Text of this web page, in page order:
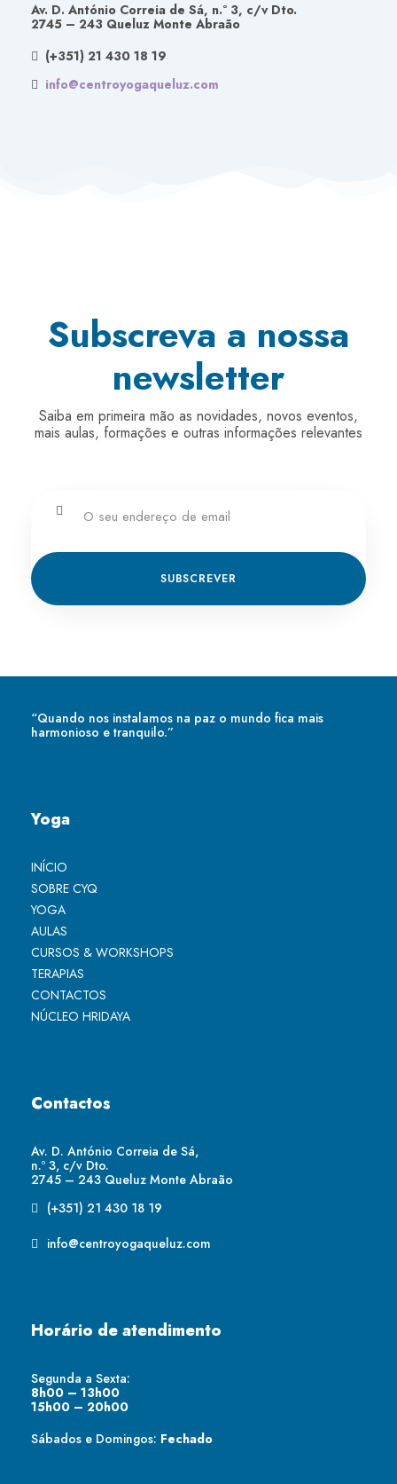
Av. D. António Correia de Sá, n.º 3, c/v Dto.
2745 – 243 Queluz Monte Abraão
(+351) 21 430 18 19
info@centroyogaqueluz.com
Subscreva a nossa
newsletter
Saiba em primeira mão as novidades, novos eventos,
mais aulas, formações e outras informações relevantes
“Quando nos instalamos na paz o mundo fica mais
harmonioso e tranquilo.”
Yoga
INÍCIO
SOBRE CYQ
YOGA
AULAS
CURSOS & WORKSHOPS
TERAPIAS
CONTACTOS
NÚCLEO HRIDAYA
Contactos
Av. D. António Correia de Sá,
n.º 3, c/v Dto.
2745 – 243 Queluz Monte Abraão
(+351) 21 430 18 19
info@centroyogaqueluz.com
Horário de atendimento
Segunda a Sexta:
8h00 – 13h00
15h00 – 20h00
Sábados e Domingos: Fechado